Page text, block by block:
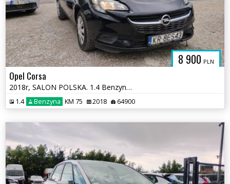
8 900 PLN
Opel Corsa
2018r, SALON POLSKA. 1.4 Benzyna. Uszkodzony lewy bok. Jeździ.
1.4 Benzyna KM 75 2018 64900